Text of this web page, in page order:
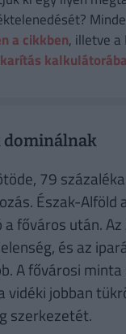
a cikkben, illetve a
dominálnak
79
Észak-Alföld
főváros után.
és az
A fővárosi
vidéki jobban
szerkezetét.